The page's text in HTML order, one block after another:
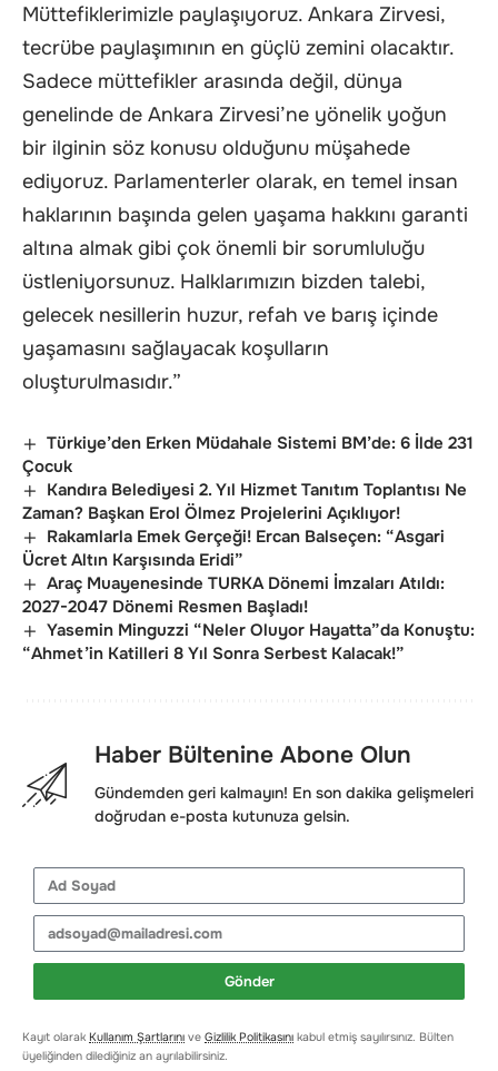
Müttefiklerimizle paylaşıyoruz. Ankara Zirvesi,
tecrübe paylaşımının en güçlü zemini olacaktır.
Sadece müttefikler arasında değil, dünya
genelinde de Ankara Zirvesi’ne yönelik yoğun
bir ilginin söz konusu olduğunu müşahede
ediyoruz. Parlamenterler olarak, en temel insan
haklarının başında gelen yaşama hakkını garanti
altına almak gibi çok önemli bir sorumluluğu
üstleniyorsunuz. Halklarımızın bizden talebi,
gelecek nesillerin huzur, refah ve barış içinde
yaşamasını sağlayacak koşulların
oluşturulmasıdır.”
Türkiye’den Erken Müdahale Sistemi BM’de: 6 İlde 231
Çocuk
Kandıra Belediyesi 2. Yıl Hizmet Tanıtım Toplantısı Ne
Zaman? Başkan Erol Ölmez Projelerini Açıklıyor!
Rakamlarla Emek Gerçeği! Ercan Balseçen: “Asgari
Ücret Altın Karşısında Eridi”
Araç Muayenesinde TURKA Dönemi İmzaları Atıldı:
2027-2047 Dönemi Resmen Başladı!
Yasemin Minguzzi “Neler Oluyor Hayatta”da Konuştu:
“Ahmet’in Katilleri 8 Yıl Sonra Serbest Kalacak!”
Haber Bültenine Abone Olun
Gündemden geri kalmayın! En son dakika gelişmeleri
doğrudan e-posta kutunuza gelsin.
Gönder
Kayıt olarak Kullanım Şartlarını ve Gizlilik Politikasını kabul etmiş sayılırsınız. Bülten
üyeliğinden dilediğiniz an ayrılabilirsiniz.